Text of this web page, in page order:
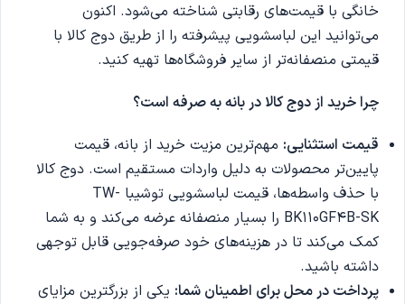
خانگی با قیمت‌های رقابتی شناخته می‌شود. اکنون
می‌توانید این لباسشویی پیشرفته را از طریق دوج کالا با
قیمتی منصفانه‌تر از سایر فروشگاه‌ها تهیه کنید.
چرا خرید از دوج کالا در بانه به صرفه است؟
قیمت استثنایی: مهم‌ترین مزیت خرید از بانه، قیمت
پایین‌تر محصولات به دلیل واردات مستقیم است. دوج کالا
با حذف واسطه‌ها، قیمت لباسشویی توشیبا TW-
BK110GF4B-SK را بسیار منصفانه عرضه می‌کند و به شما
کمک می‌کند تا در هزینه‌های خود صرفه‌جویی قابل توجهی
داشته باشید.
پرداخت در محل برای اطمینان شما: یکی از بزرگترین مزایای